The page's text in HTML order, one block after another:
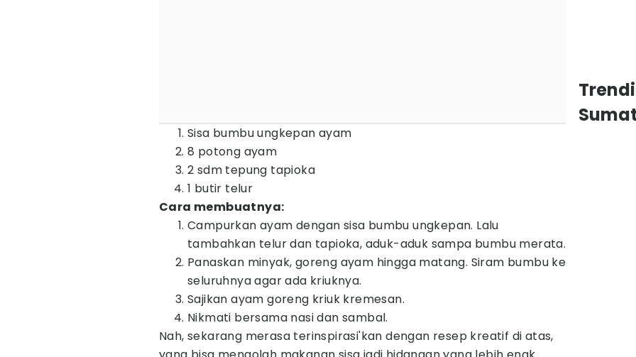
Sisa bumbu ungkepan ayam
8 potong ayam
2 sdm tepung tapioka
1 butir telur
Cara membuatnya:
Campurkan ayam dengan sisa bumbu ungkepan. Lalu
tambahkan telur dan tapioka, aduk-aduk sampa bumbu merata.
Panaskan minyak, goreng ayam hingga matang. Siram bumbu ke
seluruhnya agar ada kriuknya.
Sajikan ayam goreng kriuk kremesan.
Nikmati bersama nasi dan sambal.
Nah, sekarang merasa terinspirasi'kan dengan resep kreatif di atas,